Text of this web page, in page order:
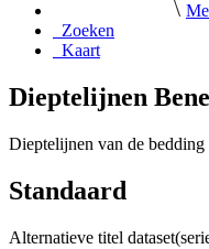
Zoeken
Kaart
Dieptelijnen
Dieptelijnen van de bedding
Standaard
Alternatieve titel